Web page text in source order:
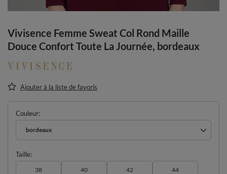
Vivisence Femme Sweat Col Rond Maille
Douce Confort Toute La Journée, bordeaux
Ajouter à la liste de favoris
Couleur
bordeaux
Taille
38 40 42 44